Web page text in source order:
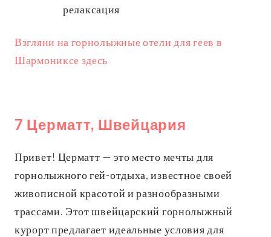
релаксация
Взгляни на горнолыжные отели для геев в
Шармониксе здесь
7 Церматт, Швейцария
Привет! Церматт — это место мечты для
горнолыжного гей-отдыха, известное своей
живописной красотой и разнообразными
трассами. Этот швейцарский горнолыжный
курорт предлагает идеальные условия для